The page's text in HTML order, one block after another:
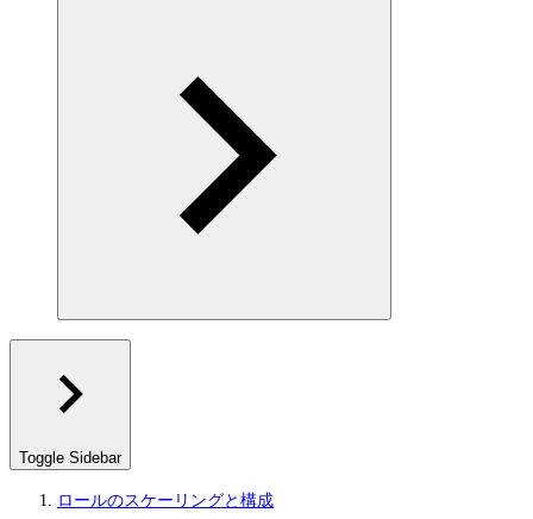
Toggle Sidebar
ロールのスケーリングと構成